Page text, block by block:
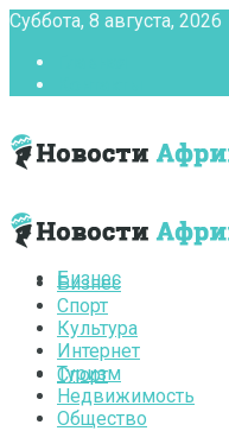
Суббота, 8 августа, 2026
Бизнес
Спорт
Бизнес
Спорт
Культура
Интернет
Туризм
Недвижимость
Общество